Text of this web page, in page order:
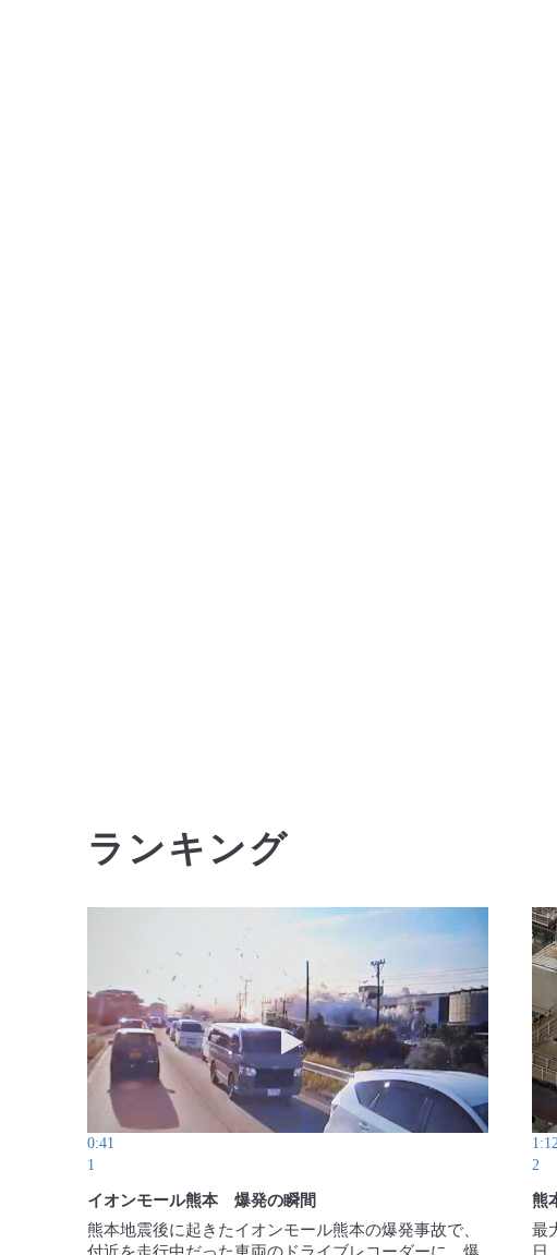
ランキング
動画を再生 イオンモール熊本 爆発
0:41
1
イオンモール熊本 爆発の瞬間
熊本地震後に起きたイオンモール熊本の爆発事故で、
2
熊
最